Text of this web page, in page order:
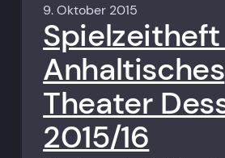
9. Oktober 2015
Anhaltisches
Theater
2015/16